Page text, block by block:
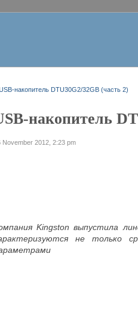
накопитель DTU30G2/32GB (часть 2)
накопитель
November 2012, 2:23 pm
Kingston выпустила
не только